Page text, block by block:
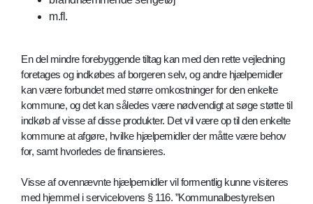
m.fl.
En del mindre forebyggende tiltag kan med den rette vejledning
foretages og indkøbes af borgeren selv, og andre hjælpemidler
kan være forbundet med større omkostninger for den enkelte
kommune, og det kan således være nødvendigt at søge støtte til
indkøb af visse af disse produkter. Det vil være op til den enkelte
kommune at afgøre, hvilke hjælpemidler der måtte være behov
for, samt hvorledes de finansieres.
Visse af ovennævnte hjælpemidler vil formentlig kunne visiteres
med hjemmel i servicelovens § 116. ”Kommunalbestyrelsen